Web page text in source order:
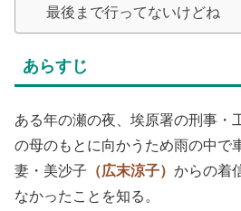
最後まで行ってないけどね
あらすじ
ある年の瀬の夜、埃原署の刑事・
の母のもとに向かうため雨の中で
妻・美沙子 （広末涼子） からの着
なかったことを知る。